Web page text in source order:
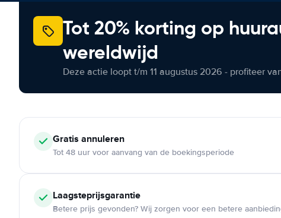
Tot 20% korting op
wereldwijd
Deze actie loopt t/m 11 augustus 2026 - profiteer
Gratis annuleren
Tot 48 uur voor aanvang van de boekingsperiode
Laagsteprijsgarantie
Betere prijs gevonden? Wij zorgen voor een betere